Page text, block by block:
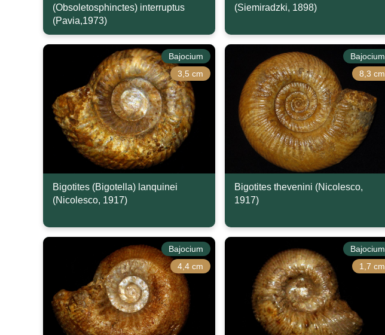
(Obsoletosphinctes) interruptus
(Pavia,1973)
(Siemiradzki, 1898)
Bajocium
3,5 cm
Bigotites (Bigotella) lanquinei
(Nicolesco, 1917)
Bajocium
8,3 cm
Bigotites thevenini (Nicolesco,
1917)
Bajocium
4,4 cm
Bajocium
1,7 cm